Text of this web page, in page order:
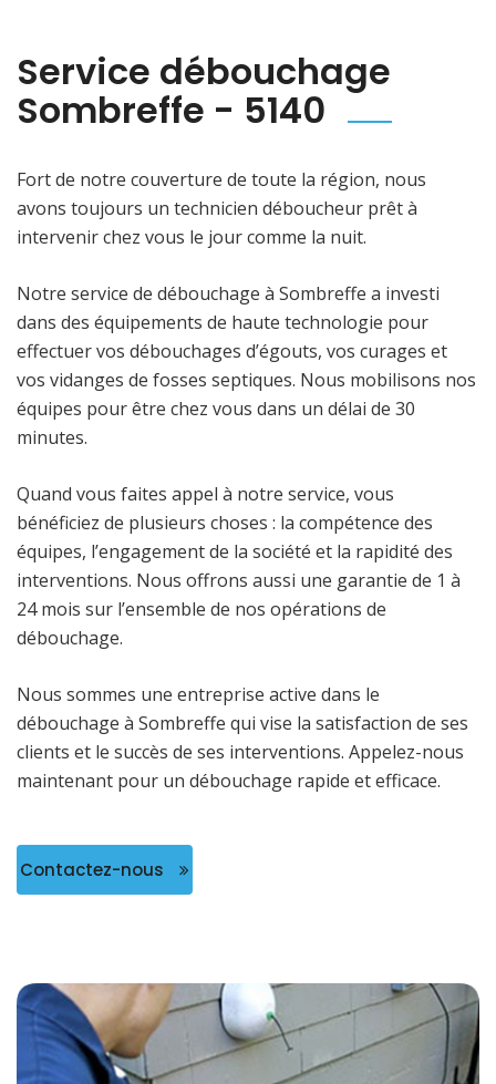
Service débouchage
Sombreffe - 5140
Fort de notre couverture de toute la région, nous
avons toujours un technicien déboucheur prêt à
intervenir chez vous le jour comme la nuit.
Notre service de débouchage à Sombreffe a investi
dans des équipements de haute technologie pour
effectuer vos débouchages d’égouts, vos curages et
vos vidanges de fosses septiques. Nous mobilisons nos
équipes pour être chez vous dans un délai de 30
minutes.
Quand vous faites appel à notre service, vous
bénéficiez de plusieurs choses : la compétence des
équipes, l’engagement de la société et la rapidité des
interventions. Nous offrons aussi une garantie de 1 à
24 mois sur l’ensemble de nos opérations de
débouchage.
Nous sommes une entreprise active dans le
débouchage à Sombreffe qui vise la satisfaction de ses
clients et le succès de ses interventions. Appelez-nous
maintenant pour un débouchage rapide et efficace.
Contactez-nous